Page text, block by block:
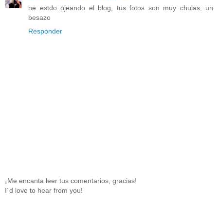
he estdo ojeando el blog, tus fotos son muy chulas, un
besazo
Responder
¡Me encanta leer tus comentarios, gracias!
I´d love to hear from you!